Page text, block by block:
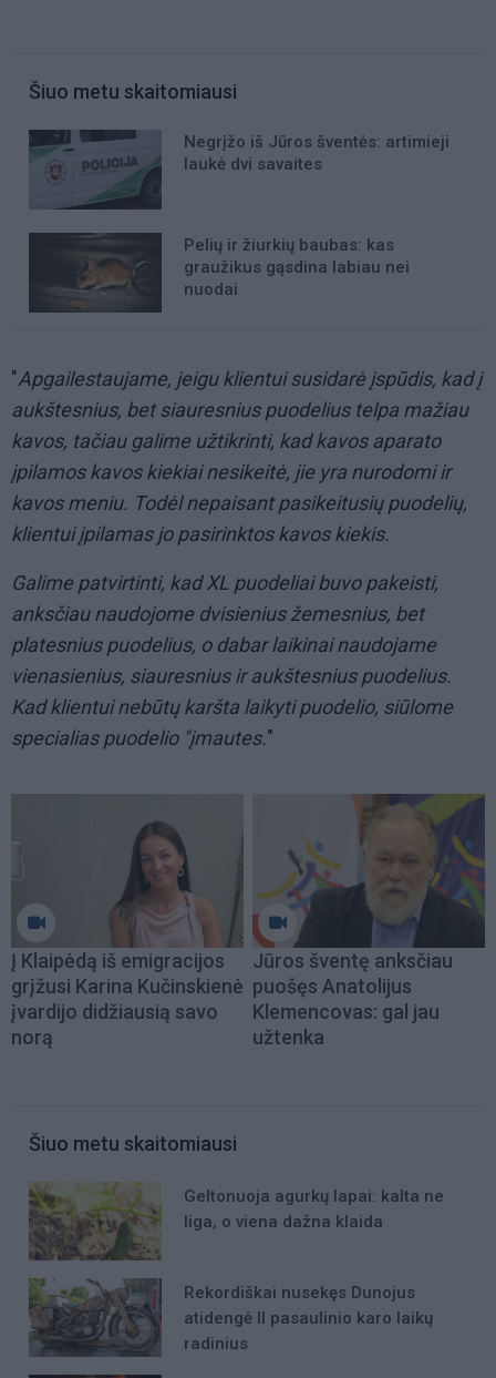
Šiuo metu skaitomiausi
Negrįžo iš Jūros šventės: artimieji
laukė dvi savaites
Pelių ir žiurkių baubas: kas
graužikus gąsdina labiau nei
nuodai
"Apgailestaujame, jeigu klientui susidarė įspūdis, kad į
aukštesnius, bet siauresnius puodelius telpa mažiau
kavos, tačiau galime užtikrinti, kad kavos aparato
įpilamos kavos kiekiai nesikeitė, jie yra nurodomi ir
kavos meniu. Todėl nepaisant pasikeitusių puodelių,
klientui įpilamas jo pasirinktos kavos kiekis.
Galime patvirtinti, kad XL puodeliai buvo pakeisti,
anksčiau naudojome dvisienius žemesnius, bet
platesnius puodelius, o dabar laikinai naudojame
vienasienius, siauresnius ir aukštesnius puodelius.
Kad klientui nebūtų karšta laikyti puodelio, siūlome
specialias puodelio "įmautes."
Į Klaipėdą iš emigracijos
grįžusi Karina Kučinskienė
įvardijo didžiausią savo
norą
Jūros šventę anksčiau
puošęs Anatolijus
Klemencovas: gal jau
užtenka
Šiuo metu skaitomiausi
Geltonuoja agurkų lapai: kalta ne
liga, o viena dažna klaida
Rekordiškai nusekęs Dunojus
atidengė II pasaulinio karo laikų
radinius